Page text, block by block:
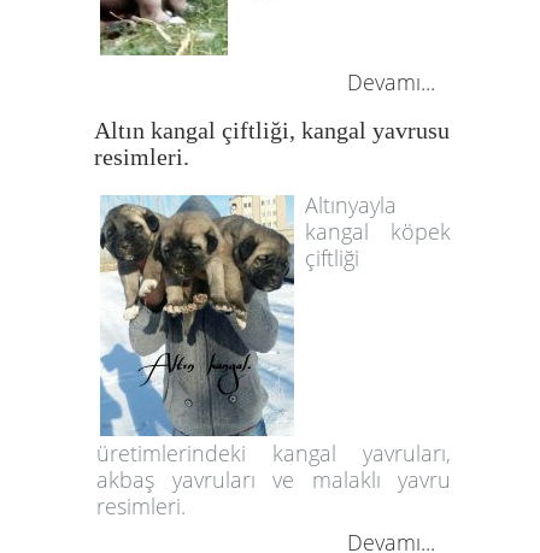
Devamı...
Altın kangal çiftliği, kangal yavrusu
resimleri.
Altınyayla
kangal köpek
çiftliği
üretimlerindeki kangal yavruları,
akbaş yavruları ve malaklı yavru
resimleri.
Devamı...